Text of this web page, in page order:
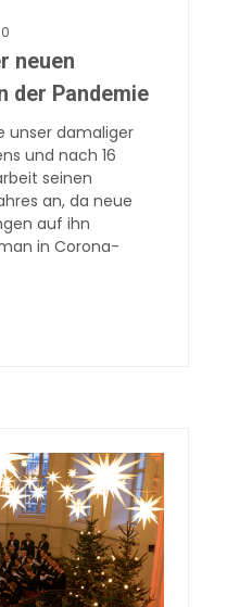
0
neuen
der Pandemie
unser damaliger
und nach 16
seinen
an, da neue
auf ihn
in Corona-